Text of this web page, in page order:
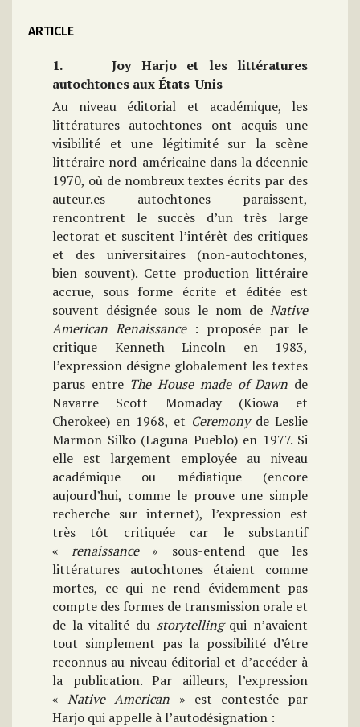
ARTICLE
1. Joy Harjo et les littératures
autochtones aux États-Unis
Au niveau éditorial et académique, les
littératures autochtones ont acquis une
visibilité et une légitimité sur la scène
littéraire nord-américaine dans la décennie
1970, où de nombreux textes écrits par des
auteur.es autochtones paraissent,
rencontrent le succès d’un très large
lectorat et suscitent l’intérêt des critiques
et des universitaires (non-autochtones,
bien souvent). Cette production littéraire
accrue, sous forme écrite et éditée est
souvent désignée sous le nom de Native
American Renaissance : proposée par le
critique Kenneth Lincoln en 1983,
l’expression désigne globalement les textes
parus entre The House made of Dawn de
Navarre Scott Momaday (Kiowa et
Cherokee) en 1968, et Ceremonyde Leslie
Marmon Silko (Laguna Pueblo) en 1977. Si
elle est largement employée au niveau
académique ou médiatique (encore
aujourd’hui, comme le prouve une simple
recherche sur internet), l’expression est
très tôt critiquée car le substantif
«renaissance» sous-entend que les
littératures autochtones étaient comme
mortes, ce qui ne rend évidemment pas
compte des formes de transmission orale et
de la vitalité du storytellingqui n’avaient
tout simplement pas la possibilité d’être
reconnus au niveau éditorial et d’accéder à
la publication. Par ailleurs, l’expression
«Native American » est contestée par
Harjo qui appelle à l’autodésignation :